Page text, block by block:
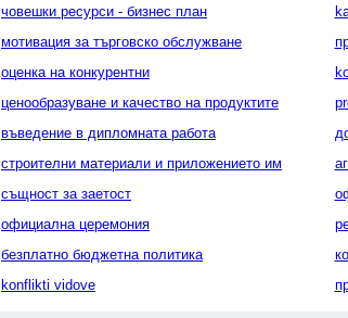
човешки ресурси - бизнес план
мотивация за търговско обслужване
оценка на конкурентни
ценообразуване и качество на продуктите
въведение в дипломната работа
строителни материали и приложението им
същност за заетост
официална церемония
безплатно бюджетна политика
konflikti vidove